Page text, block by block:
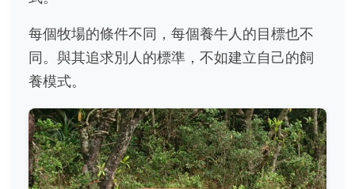
每個牧場的條件不同，每個養牛人的目標也不
同。與其追求別人的標準，不如建立自己的飼
養模式。